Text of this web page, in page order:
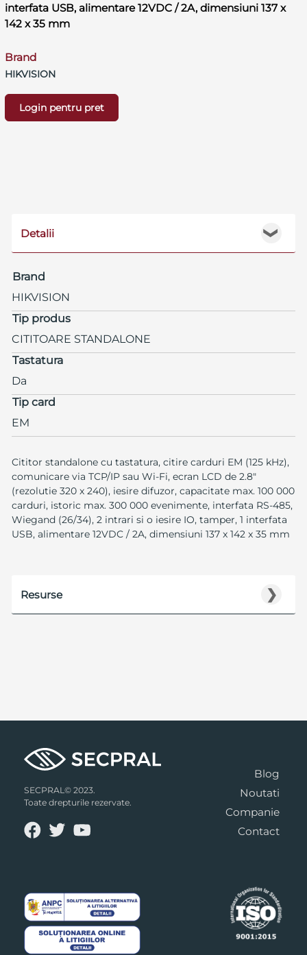
interfata USB, alimentare 12VDC / 2A, dimensiuni 137 x
142 x 35 mm
Brand
HIKVISION
Login pentru pret
❯
Detalii
Brand
HIKVISION
Tip produs
CITITOARE STANDALONE
Tastatura
Da
Tip card
EM
Cititor standalone cu tastatura, citire carduri EM (125 kHz),
comunicare via TCP/IP sau Wi-Fi, ecran LCD de 2.8"
(rezolutie 320 x 240), iesire difuzor, capacitate max. 100 000
carduri, istoric max. 300 000 evenimente, interfata RS-485,
Wiegand (26/34), 2 intrari si o iesire IO, tamper, 1 interfata
USB, alimentare 12VDC / 2A, dimensiuni 137 x 142 x 35 mm
❯
Resurse
SECPRAL© 2023.
Toate drepturile rezervate.
Blog
Noutati
Companie
Contact